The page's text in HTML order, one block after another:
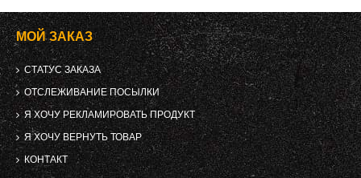
МОЙ ЗАКАЗ
СТАТУС ЗАКАЗА
ОТСЛЕЖИВАНИЕ ПОСЫЛКИ
Я ХОЧУ РЕКЛАМИРОВАТЬ ПРОДУКТ
Я ХОЧУ ВЕРНУТЬ ТОВАР
КОНТАКТ